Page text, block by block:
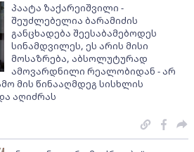
პაატა ზაქარეიშვილი -
შეუძლებელია ბარამიძის
განცხადება შეესაბამებოდეს
სინამდვილეს, ეს არის მისი
მოსაზრება, აბსოლუტურად
ამოვარდნილი რეალობიდან - არ
მის წინააღმდეგ სისხლის
აღიძრას